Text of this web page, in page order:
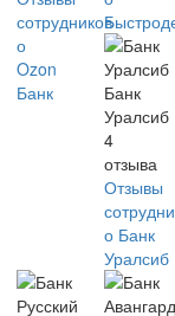
сотрудников
о
Ozon
Банк
Банк
Уралсиб
4
отзыва
Отзывы
о Банк
Уралсиб